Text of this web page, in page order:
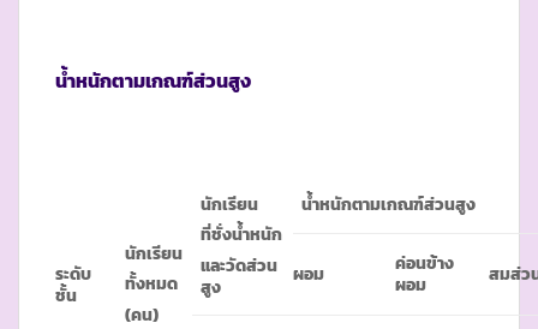
น้ำหนักตามเกณฑ์ส่วนสูง
ระดับ
ชั้น
นักเรียน
ทั้งหมด
(คน)
นักเรียน
ที่ชั่งน้ำหนัก
และวัดส่วน
สูง
น้ำหนักตามเกณฑ์ส่วนสูง
ผอม
ค่อนข้าง
ผอม
สมส่ว